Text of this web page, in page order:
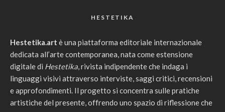
HESTETIKA
Hestetika.art è una piattaforma editoriale internazionale
dedicata all’arte contemporanea, nata come estensione
digitale di Hestetika, rivista indipendente che indaga i
linguaggi visivi attraverso interviste, saggi critici, recensioni
e approfondimenti. Il progetto si concentra sulle pratiche
artistiche del presente, offrendo uno spazio di riflessione che